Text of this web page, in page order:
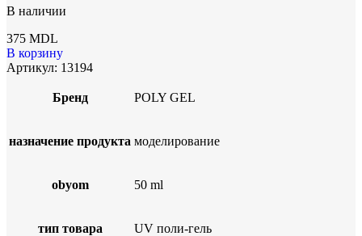
В наличии
375 MDL
В корзину
Артикул: 13194
Бренд POLY GEL
назначение продукта моделирование
obyom 50 ml
тип товара UV поли-гель